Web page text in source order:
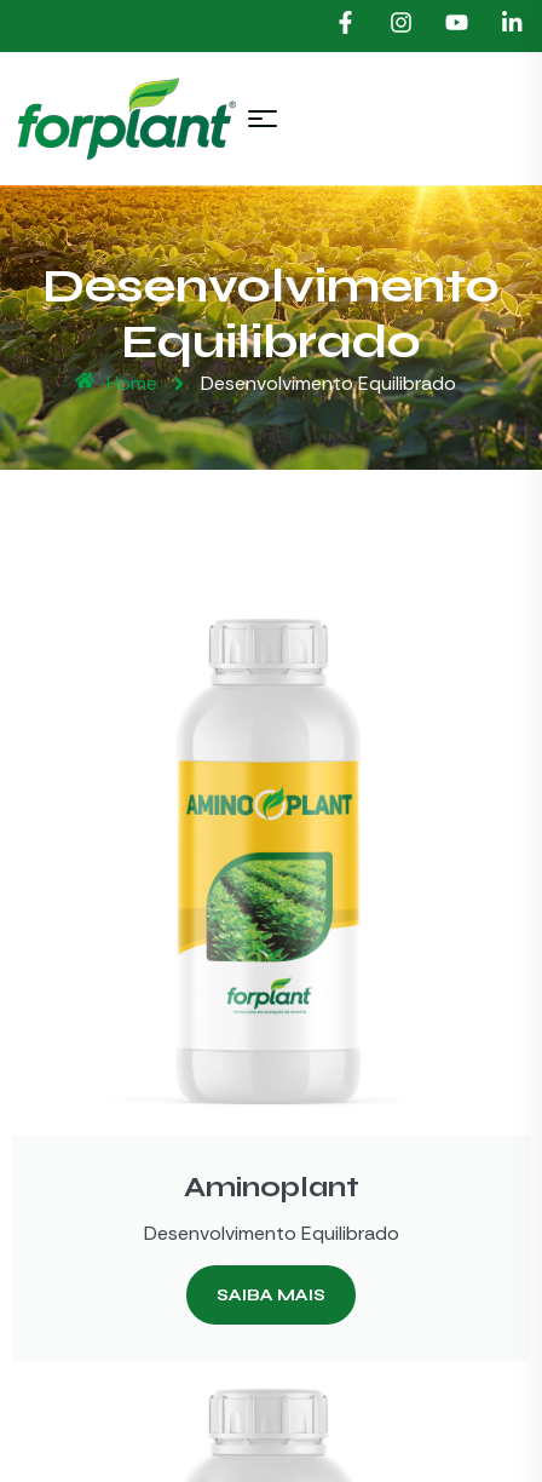
Desenvolvimento
Equilibrado
Home Desenvolvimento Equilibrado
Aminoplant
Desenvolvimento Equilibrado
SAIBA MAIS